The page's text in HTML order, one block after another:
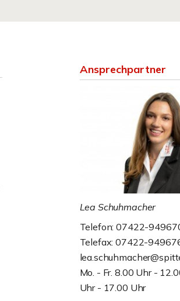
Ansprechpartner
Lea Schuhmacher
Telefon: 07422-
Telefax: 07422-
Mo. - Fr. 8.00 Uhr -
Uhr - 17.00 Uhr